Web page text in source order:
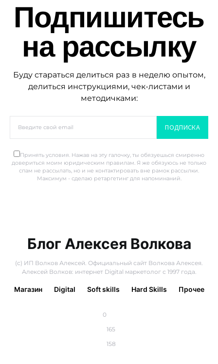
Подпишитесь
на рассылку
Буду стараться делиться раз в неделю опытом,
делиться инструкциями, чек-листами и
методичками:
ПОДПИСКА
Принять условия. Нажав на эту галочку, ты обязуешься смиренно
довериться моим юридическим правилам. Я же обязуюсь не только
спам не рассылать, но и не контактировать вне рамок рассылки.
Максимум - сделаю ретаргетинг для напоминаний.
Блог Алексея Волкова
(с) ИП Волков Алексей. Официальный сайт Волкова Алексея.
Алексей Волков: интернет Digital маркетолог с 1997 года.
0
165
158
Магазин Digital Soft skills Hard Skills Прочее